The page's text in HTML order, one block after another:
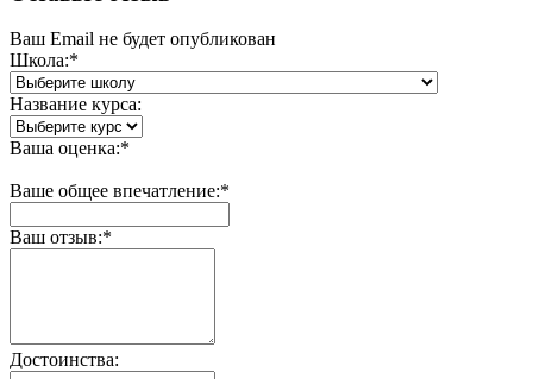
Ваш Email не будет опубликован
Школа:*
Название курса:
Ваша оценка:*
Ваше общее впечатление:*
Ваш отзыв:*
Достоинства: